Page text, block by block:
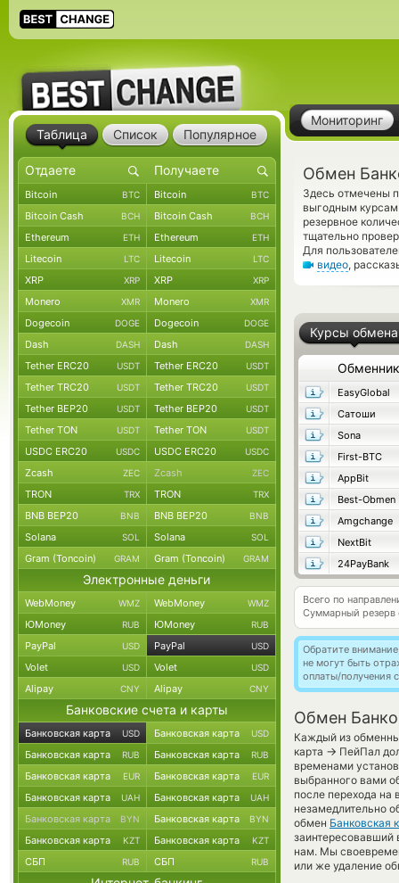
Мониторинг
Обмен
Здесь отмечены
выгодным курсам
резервное
тщательно
Для
видео,
Курсы обмена
Обменник
EasyGlobal
Сатоши
Sona
First-BTC
AppBit
Best-Obmen
Amgchange
NextBit
24PayBank
Всего по
Суммарный резерв
Обратите
не могут быть
оплаты/получения
Обмен
Каждый из
карта → ПейПал
временами
выбранного вами
после перехода на
незамедлительно
обмен Банковская
заинтересовавший
нам. Мы
или же удаление
Таблица Список Популярное
Bitcoin BTC Bitcoin BTC
Bitcoin Cash BCH Bitcoin Cash BCH
Ethereum ETH Ethereum ETH
Litecoin LTC Litecoin LTC
XRP XRP XRP XRP
Monero XMR Monero XMR
Dogecoin DOGE Dogecoin DOGE
Dash DASH Dash DASH
Tether ERC20 USDT Tether ERC20 USDT
Tether TRC20 USDT Tether TRC20 USDT
Tether BEP20 USDT Tether BEP20 USDT
Tether TON USDT Tether TON USDT
USDC ERC20 USDC USDC ERC20 USDC
Zcash ZEC Zcash ZEC
TRON TRX TRON TRX
BNB BEP20 BNB BNB BEP20 BNB
Solana SOL Solana SOL
Gram (Toncoin) GRAM Gram (Toncoin) GRAM
Электронные деньги
WebMoney WMZ WebMoney WMZ
ЮMoney RUB ЮMoney RUB
PayPal USD PayPal USD
Volet USD Volet USD
Alipay CNY Alipay CNY
Банковские счета и карты
Банковская карта USD Банковская карта USD
Банковская карта RUB Банковская карта RUB
Банковская карта EUR Банковская карта EUR
Банковская карта UAH Банковская карта UAH
Банковская карта BYN Банковская карта BYN
Банковская карта KZT Банковская карта KZT
СБП RUB СБП RUB